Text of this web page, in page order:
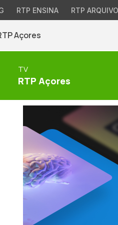
RTP ENSINA RTP
Açores
TV
RTP Açores